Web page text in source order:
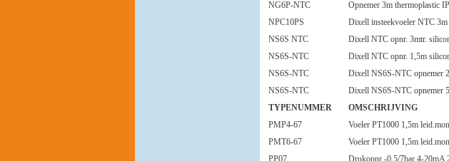
NG6P-NTC
Opnemer 3m thermoplastic
NPC10PS
Dixell insteekvoeler NTC 3m
NS6S NTC
Dixell NTC opnr. 3mtr.
NS6S-NTC
Dixell NTC opnr. 1,5m
NS6S-NTC
Dixell NS6S-NTC opnemer
NS6S-NTC
Dixell NS6S-NTC opnemer
TYPENUMMER
OMSCHRIJVING
PMP4-67
Voeler PT1000 1,5m
PMT6-67
Voeler PT1000 1,5m
PP07
Drukopnr -0,5/7bar 4-20mA